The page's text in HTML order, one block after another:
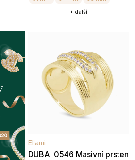
51 mm 54 mm
+ další
DUBAI 0546 Masivní prsten
Ellami